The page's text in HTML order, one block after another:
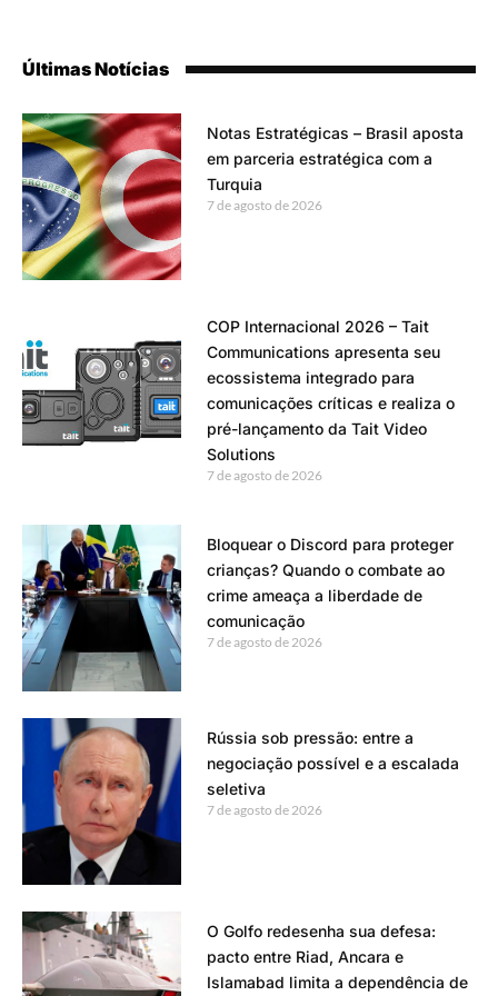
Últimas Notícias
Notas Estratégicas – Brasil aposta
em parceria estratégica com a
Turquia
7 de agosto de 2026
COP Internacional 2026 – Tait
Communications apresenta seu
ecossistema integrado para
comunicações críticas e realiza o
pré-lançamento da Tait Video
Solutions
7 de agosto de 2026
Bloquear o Discord para proteger
crianças? Quando o combate ao
crime ameaça a liberdade de
comunicação
7 de agosto de 2026
Rússia sob pressão: entre a
negociação possível e a escalada
seletiva
7 de agosto de 2026
O Golfo redesenha sua defesa:
pacto entre Riad, Ancara e
Islamabad limita a dependência de